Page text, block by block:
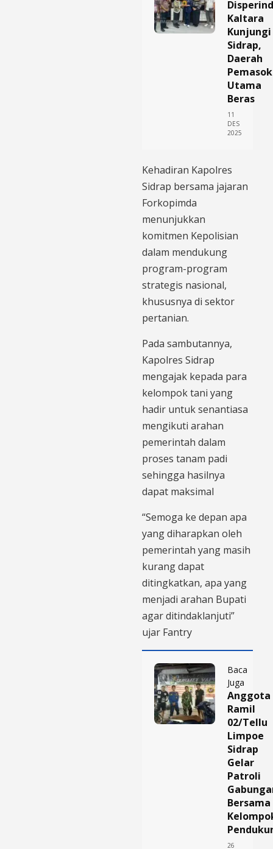
Kaltara
Kunjungi
Sidrap,
Daerah
Pemasok
Utama
Beras
11
DES
2025
Kehadiran Kapolres
Sidrap bersama jajaran
Forkopimda
menunjukkan
komitmen Kepolisian
dalam mendukung
program-program
strategis nasional,
khususnya di sektor
pertanian.
Pada sambutannya,
Kapolres Sidrap
mengajak kepada para
kelompok tani yang
hadir untuk senantiasa
mengikuti arahan
pemerintah dalam
proses tanam padi
sehingga hasilnya
dapat maksimal
“Semoga ke depan apa
yang diharapkan oleh
pemerintah yang masih
kurang dapat
ditingkatkan, apa yang
menjadi arahan Bupati
agar ditindaklanjuti”
ujar Fantry
Baca
Juga
Anggota
Ramil
02/Tellu
Limpoe
Sidrap
Gelar
Patroli
Bersama
26